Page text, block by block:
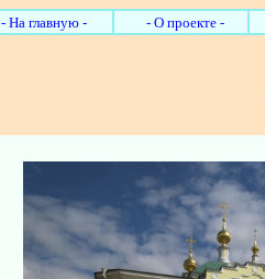
- На главную - - О проекте -